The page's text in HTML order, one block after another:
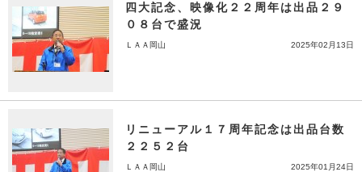
四大記念、映像化２２周年は出品２９
０８台で盛況
ＬＡＡ岡山 2025年02月13日
リニューアル１７周年記念は出品台数
２２５２台
ＬＡＡ岡山 2025年01月24日